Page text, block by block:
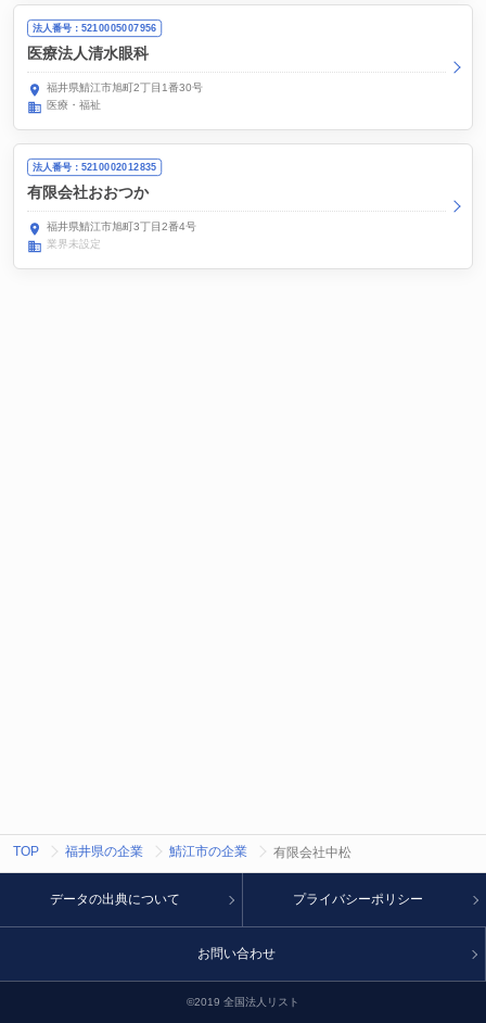
法人番号：5210005007956
医療法人清水眼科
福井県鯖江市旭町2丁目1番30号
医療・福祉
法人番号：5210002012835
有限会社おおつか
福井県鯖江市旭町3丁目2番4号
業界未設定
TOP 福井県の企業 鯖江市の企業 有限会社中松
©2019 全国法人リスト
データの出典について プライバシーポリシー
お問い合わせ